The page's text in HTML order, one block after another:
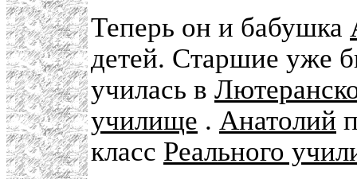
Теперь он и бабушка
детей. Старшие уже
училась в
училище . Анатолий
класс Реального